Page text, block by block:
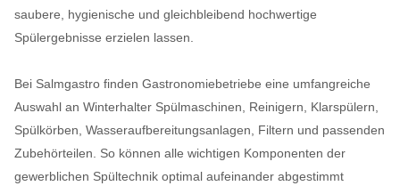
saubere, hygienische und gleichbleibend hochwertige
Spülergebnisse erzielen lassen.
Bei Salmgastro finden Gastronomiebetriebe eine umfangreiche
Auswahl an Winterhalter Spülmaschinen, Reinigern, Klarspülern,
Spülkörben, Wasseraufbereitungsanlagen, Filtern und passenden
Zubehörteilen. So können alle wichtigen Komponenten der
gewerblichen Spültechnik optimal aufeinander abgestimmt